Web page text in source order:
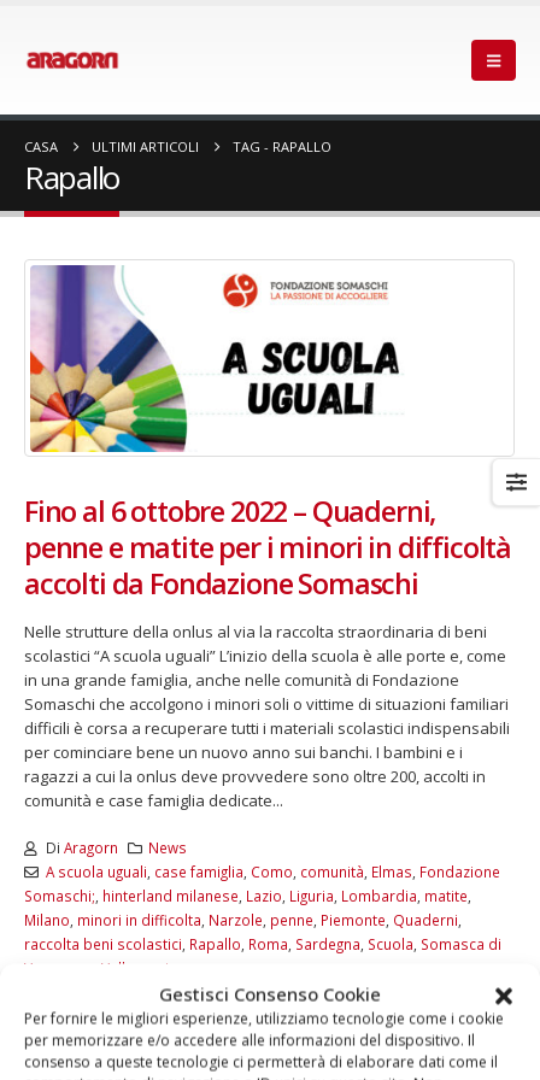
Gestisci Consenso Cookie
Per fornire le migliori esperienze, utilizziamo tecnologie come i cookie
per memorizzare e/o accedere alle informazioni del dispositivo. Il
consenso a queste tecnologie ci permetterà di elaborare dati come il
CASA ULTIMI ARTICOLI TAG - RAPALLO
Rapallo
Fino al 6 ottobre 2022 – Quaderni,
penne e matite per i minori in difficoltà
accolti da Fondazione Somaschi
Nelle strutture della onlus al via la raccolta straordinaria di beni
scolastici “A scuola uguali” L’inizio della scuola è alle porte e, come
in una grande famiglia, anche nelle comunità di Fondazione
Somaschi che accolgono i minori soli o vittime di situazioni familiari
difficili è corsa a recuperare tutti i materiali scolastici indispensabili
per cominciare bene un nuovo anno sui banchi. I bambini e i
ragazzi a cui la onlus deve provvedere sono oltre 200, accolti in
comunità e case famiglia dedicate...
Di Aragorn
News
A scuola uguali case famiglia Como comunità Elmas Fondazione
Somaschi; hinterland milanese Lazio Liguria Lombardia matite
Milano minori in difficolta Narzole penne Piemonte Quaderni
raccolta beni scolastici Rapallo Roma Sardegna Scuola Somasca di
Vercurago
Vallecrosia
Commenti disabilitati
LEGGI DI PIÙ...